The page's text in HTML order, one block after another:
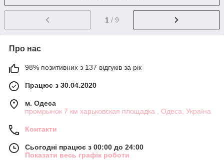
1 / 9
Про нас
98% позитивних з 137 відгуків за рік
Працює з 30.04.2020
м. Одеса
промрынок 7 км харьковская площадка , Одеса, Україна
Контакти
Сьогодні працює з 00:00 до 24:00
Показати весь графік роботи